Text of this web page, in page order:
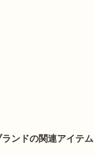
ランドの関連アイテム